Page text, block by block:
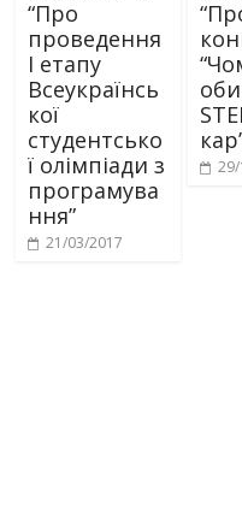
“Про
проведення
І етапу
Всеукраїнсь
кої
студентсько
ї олімпіади з
програмува
ння”
21/03/2017